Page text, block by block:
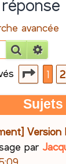
avancée
Page1
1 2
Sujets
Version
par